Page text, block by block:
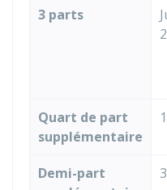
3 parts
Quart de part
supplémentaire
Demi-part